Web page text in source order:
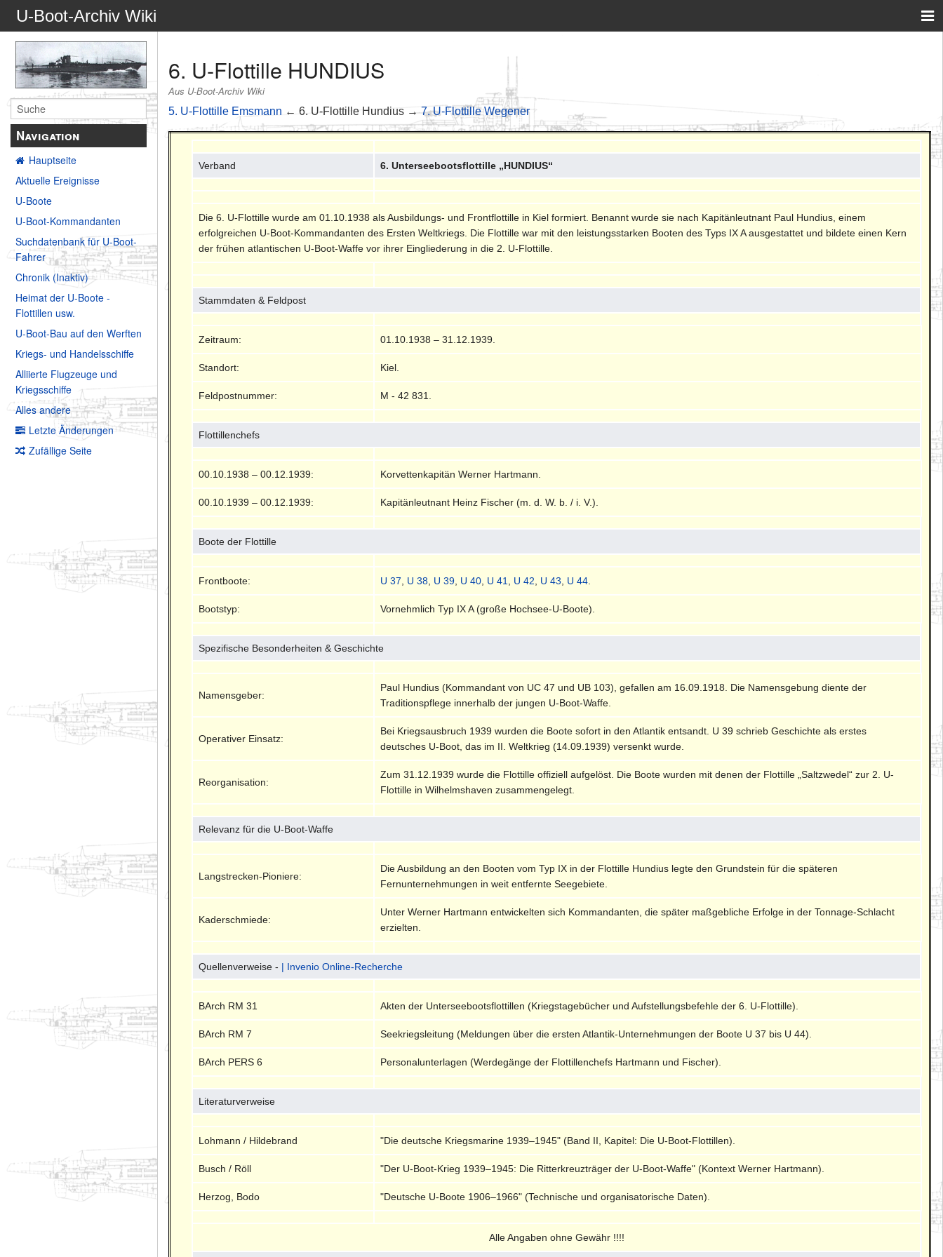
U-Boot-Archiv Wiki
Navigation
Hauptseite
Aktuelle Ereignisse
U-Boote
U-Boot-Kommandanten
Suchdatenbank für U-Boot-
Fahrer
Chronik (Inaktiv)
Heimat der U-Boote -
Flottillen usw.
U-Boot-Bau auf den Werften
Kriegs- und Handelsschiffe
Alliierte Flugzeuge und
Kriegsschiffe
Alles andere
Letzte Änderungen
Zufällige Seite
6. U-Flottille HUNDIUS
Aus U-Boot-Archiv Wiki
5. U-Flottille Emsmann ← 6. U-Flottille Hundius →7. U-Flottille Wegener
Verband 6. Unterseebootsflottille „HUNDIUS“
Die 6. U-Flottille wurde am 01.10.1938 als Ausbildungs- und Frontflottille in Kiel formiert. Benannt wurde sie nach Kapitänleutnant Paul Hundius, einem
erfolgreichen U-Boot-Kommandanten des Ersten Weltkriegs. Die Flottille war mit den leistungsstarken Booten des Typs IX A ausgestattet und bildete einen Kern
der frühen atlantischen U-Boot-Waffe vor ihrer Eingliederung in die 2. U-Flottille.
Stammdaten & Feldpost
Zeitraum: 01.10.1938 – 31.12.1939.
Standort: Kiel.
Feldpostnummer: M - 42 831.
Flottillenchefs
00.10.1938 – 00.12.1939: Korvettenkapitän Werner Hartmann.
00.10.1939 – 00.12.1939: Kapitänleutnant Heinz Fischer (m. d. W. b. / i. V.).
Boote der Flottille
Frontboote: U 37 U 38 U 39 U 40 U 41 U 42 U 43 U 44
Bootstyp: Vornehmlich Typ IX A (große Hochsee-U-Boote).
Spezifische Besonderheiten & Geschichte
Namensgeber:
Paul Hundius (Kommandant von UC 47 und UB 103), gefallen am 16.09.1918. Die Namensgebung diente der
Traditionspflege innerhalb der jungen U-Boot-Waffe.
Operativer Einsatz:
Bei Kriegsausbruch 1939 wurden die Boote sofort in den Atlantik entsandt. U 39 schrieb Geschichte als erstes
deutsches U-Boot, das im II. Weltkrieg (14.09.1939) versenkt wurde.
Reorganisation:
Zum 31.12.1939 wurde die Flottille offiziell aufgelöst. Die Boote wurden mit denen der Flottille „Saltzwedel“ zur 2. U-
Flottille in Wilhelmshaven zusammengelegt.
Relevanz für die U-Boot-Waffe
Langstrecken-Pioniere:
Die Ausbildung an den Booten vom Typ IX in der Flottille Hundius legte den Grundstein für die späteren
Fernunternehmungen in weit entfernte Seegebiete.
Kaderschmiede:
Unter Werner Hartmann entwickelten sich Kommandanten, die später maßgebliche Erfolge in der Tonnage-Schlacht
erzielten.
Quellenverweise - | Invenio Online-Recherche
BArch RM 31 Akten der Unterseebootsflottillen (Kriegstagebücher und Aufstellungsbefehle der 6. U-Flottille).
BArch RM 7 Seekriegsleitung (Meldungen über die ersten Atlantik-Unternehmungen der Boote U 37 bis U 44).
BArch PERS 6 Personalunterlagen (Werdegänge der Flottillenchefs Hartmann und Fischer).
Literaturverweise
Lohmann / Hildebrand "Die deutsche Kriegsmarine 1939–1945" (Band II, Kapitel: Die U-Boot-Flottillen).
Busch / Röll "Der U-Boot-Krieg 1939–1945: Die Ritterkreuzträger der U-Boot-Waffe" (Kontext Werner Hartmann).
Herzog, Bodo "Deutsche U-Boote 1906–1966" (Technische und organisatorische Daten).
Alle Angaben ohne Gewähr !!!!